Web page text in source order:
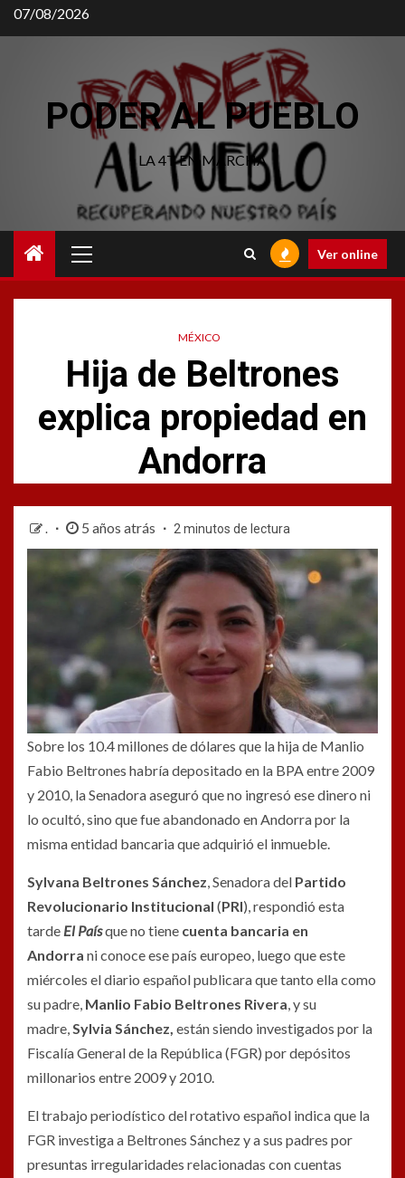
Saltar
al
07/08/2026
PODER AL PUEBLO
LA 4T EN MARCHA
principal
Ver online
MÉXICO
Hija de Beltrones
explica propiedad en
Andorra
. 5 años atrás 2 minutos de lectura
Sobre los 10.4 millones de dólares que la hija de Manlio
Fabio Beltrones habría depositado en la BPA entre 2009
y 2010, la Senadora aseguró que no ingresó ese dinero ni
lo ocultó, sino que fue abandonado en Andorra por la
misma entidad bancaria que adquirió el inmueble.
Sylvana Beltrones Sánchez , Senadora del Partido
Revolucionario Institucional (PRI), respondió esta
tarde El Paísque no tiene cuenta bancaria en
Andorra ni conoce ese país europeo, luego que este
miércoles el diario español publicara que tanto ella como
su padre, Manlio Fabio Beltrones Rivera , y su
madre, Sylvia Sánchez, están siendo investigados por la
Fiscalía General de la República (FGR) por depósitos
millonarios entre 2009 y 2010.
El trabajo periodístico del rotativo español indica que la
FGR investiga a Beltrones Sánchez y a sus padres por
presuntas irregularidades relacionadas con cuentas